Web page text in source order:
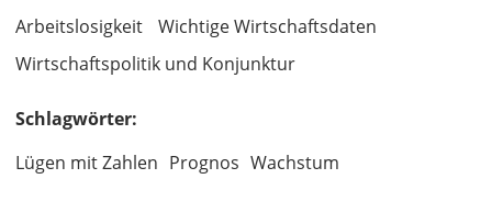
Arbeitslosigkeit
Wichtige Wirtschaftsdaten
Wirtschaftspolitik und Konjunktur
Schlagwörter:
Lügen mit Zahlen Prognos Wachstum